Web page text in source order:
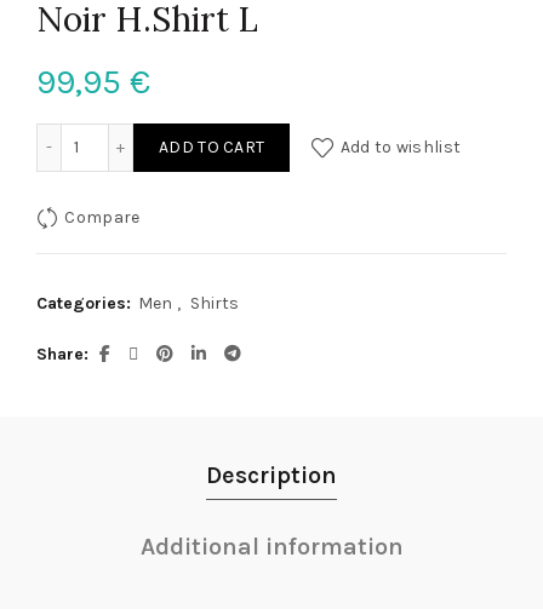
Noir H.Shirt L
99,95 €
ADD TO CART Add to wishlist
Compare
Categories: Men , Shirts
Share
Description
Additional information